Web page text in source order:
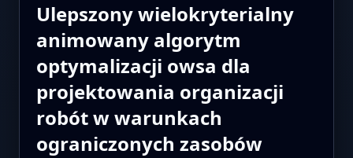
Ulepszony wielokryterialny
animowany algorytm
optymalizacji owsa dla
projektowania organizacji
robót w warunkach
ograniczonych zasobów